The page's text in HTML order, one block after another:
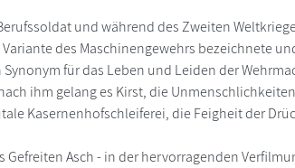
und während des Zweiten
des Maschinengewehrs bezeichnete
für das Leben und Leiden der
ihm gelang es Kirst, die
Kasernenhofschleiferei, die Feigheit der
Gefreiten Asch - in der hervorragenden